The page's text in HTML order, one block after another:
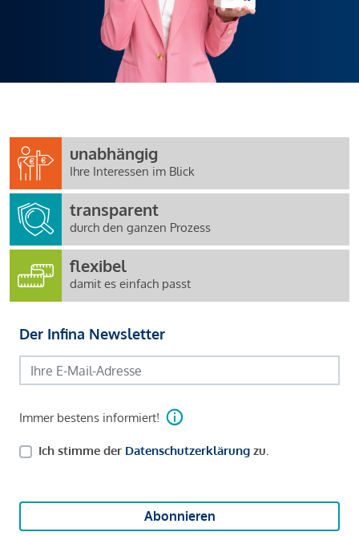
unabhängig
Ihre Interessen im Blick
transparent
durch den ganzen Prozess
flexibel
damit es einfach passt
Der Infina Newsletter
Immer bestens informiert!
Ich stimme der Datenschutzerklärung zu.
Abonnieren